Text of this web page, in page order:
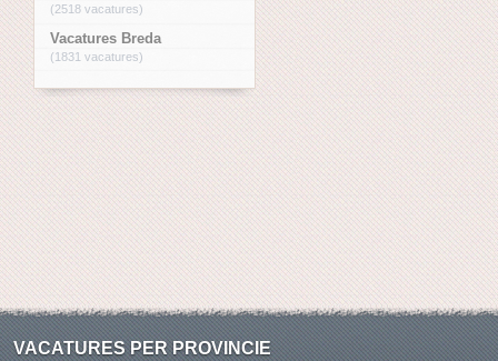
(2518 vacatures)
Vacatures Breda
(1831 vacatures)
VACATURES PER PROVINCIE